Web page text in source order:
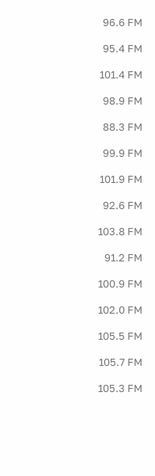
96.6 FM
95.4 FM
101.4 FM
98.9 FM
88.3 FM
99.9 FM
101.9 FM
92.6 FM
103.8 FM
91.2 FM
100.9 FM
102.0 FM
105.5 FM
105.7 FM
105.3 FM